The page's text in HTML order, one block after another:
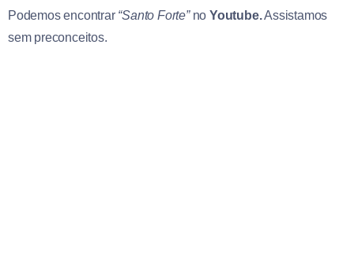
Podemos encontrar “Santo Forte”noYoutube.Assistamos
sem preconceitos.